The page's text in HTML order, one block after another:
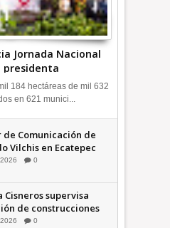
Jornada Nacional
presidenta
INFORMATIVA
184 hectáreas de mil 632
en 621 munici...
Comunicación de
Vilchis en Ecatepec
en redes
TEEM INFORMATIVA
2026 0
Cisneros supervisa
de construcciones
zona federal
2026 0